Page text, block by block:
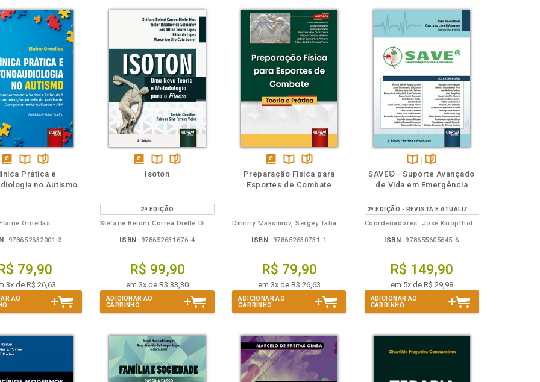
disponível
em
Disponível
na
páginas
Prática e
no Autismo
Ornellas
978652632001-3
R$ 79,90
3x de R$ 26,63
AO
disponível
Disponível
páginas
Isoton
2ª EDIÇÃO
Stéfane Beloni Correa Dielle Dias, Victor Nikolaevich Seluianov, Luís Altino Souza Lopes, Eduardo Lopes, Marco Aurelio Cota Junior - Revisão Científica: Fabio da Silva Ferreira Vieira
ISBN: 978652631676-4
R$ 99,90
em 3x de R$ 33,30
ADICIONAR AO
CARRINHO
disponível
em
Disponível
na
páginas
Preparação Física para
Esportes de Combate
Dmitriy Maksimov, Sergey Tabakov, Vitaliy Rybakov, Cleyton Teixeira de Brito, Marco Aurélio Cota Júnior, Fábio da Silva Ferreira Vieira, Vagner Guimarães Pinheiro
ISBN: 978652630731-1
R$ 79,90
em 3x de R$ 26,63
ADICIONAR AO
CARRINHO
Disponível
na
Folheie
páginas
SAVE® - Suporte Avançado
de Vida em Emergência
Coordenadores: José Knopfholz e Gustavo Lenci Marques
ISBN: 978655605645-6
R$ 149,90
em 5x de R$ 29,98
ADICIONAR AO
CARRINHO